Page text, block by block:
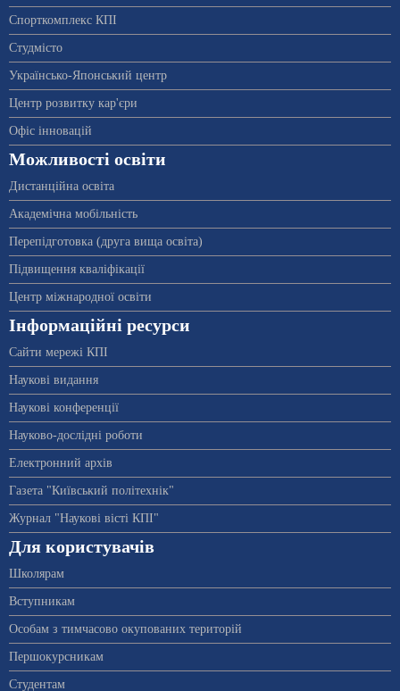
Спорткомплекс КПІ
Студмісто
Українсько-Японський центр
Центр розвитку кар'єри
Офіс інновацій
Можливості освіти
Дистанційна освіта
Академічна мобільність
Перепідготовка (друга вища освіта)
Підвищення кваліфікації
Центр міжнародної освіти
Інформаційні ресурси
Сайти мережі КПІ
Наукові видання
Наукові конференції
Науково-дослідні роботи
Електронний архів
Газета "Київський політехнік"
Журнал "Наукові вісті КПІ"
Для користувачів
Школярам
Вступникам
Особам з тимчасово окупованих територій
Першокурсникам
Студентам